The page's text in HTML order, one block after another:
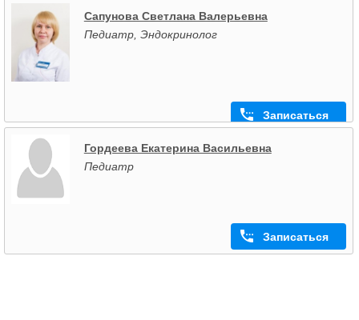
Сапунова Светлана Валерьевна
Педиатр, Эндокринолог
Записаться
Гордеева Екатерина Васильевна
Педиатр
Записаться